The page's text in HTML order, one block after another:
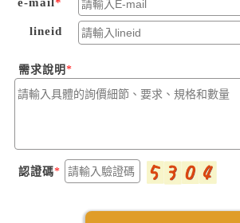
需求說明
認證碼
lineid